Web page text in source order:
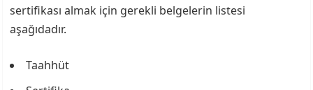
sertifikası almak için gerekli belgelerin listesi
aşağıdadır.
Taahhüt